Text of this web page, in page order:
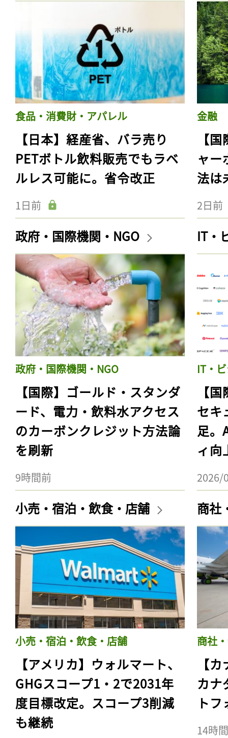
食品・消費財・アパレル
【日本】経産省、バラ売り
PETボトル飲料販売でもラベ
ルレス可能に。省令改正
1日前
金融
【
ャー
法は
2日前
政府・国際機関・NGO
政府・国際機関・NGO
【国際】ゴールド・スタンダ
ード、電力・飲料水アクセス
のカーボンクレジット方法論
を刷新
9時間前
IT・
IT・
【
セキ
足。
ィ向
2026/
小売・宿泊・飲食・店舗
小売・宿泊・飲食・店舗
【アメリカ】ウォルマート、
GHGスコープ1・2で2031年
度目標改定。スコープ3削減
も継続
商社
商社
【
カナ
ト
14時